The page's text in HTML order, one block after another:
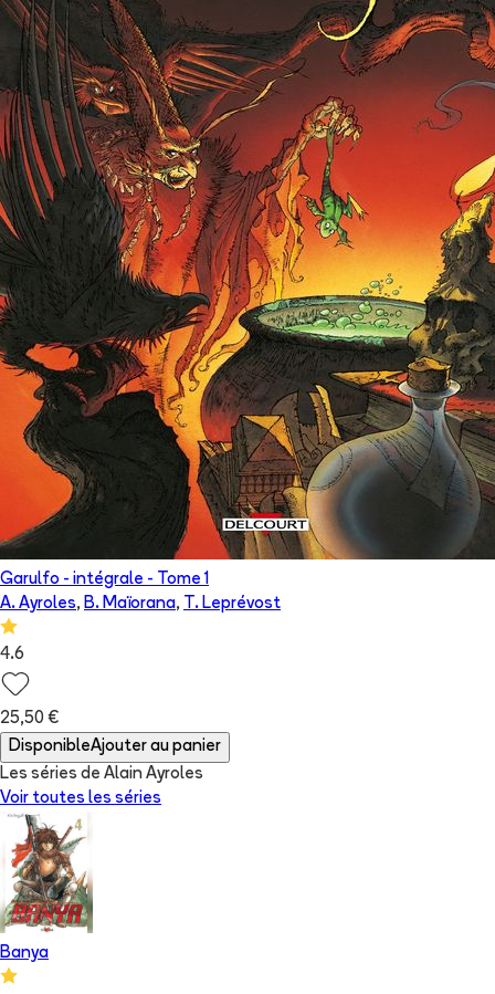
Garulfo - intégrale - Tome 1
A. Ayroles, B. Maïorana, T. Leprévost
4.6
25,50 €
DisponibleAjouter au panier
Les séries de Alain Ayroles
Voir toutes les séries
Banya